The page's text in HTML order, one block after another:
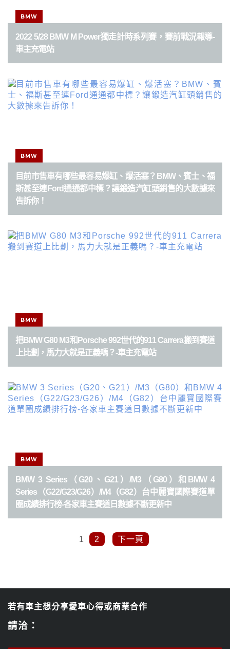
BMW
2022 5/28 BMW M Power獨走計時系列賽，賽前戰況報導-
車主充電站
BMW
目前市售車有哪些最容易爆缸、爆活塞？BMW、賓士、福
斯甚至連Ford通通都中標？讓鍛造汽缸頭銷售的大數據來
告訴你！
BMW
把BMW G80 M3和Porsche 992世代的911 Carrera搬到賽道
上比劃，馬力大就是正義嗎？-車主充電站
BMW
BMW 3 Series（G20、G21）/M3（G80）和BMW 4
Series（G22/G23/G26）/M4（G82）台中麗寶國際賽道單
圈成績排行榜-各家車主賽道日數據不斷更新中
1 2 下一頁
若有車主想分享愛車心得或商業合作
請洽：